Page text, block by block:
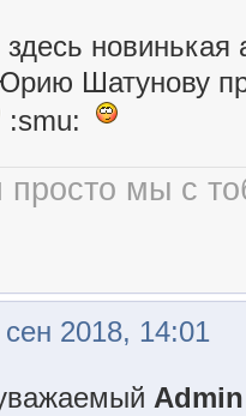
Шатунову
:smu:
просто мы с
2018, 14:01
Аdmin